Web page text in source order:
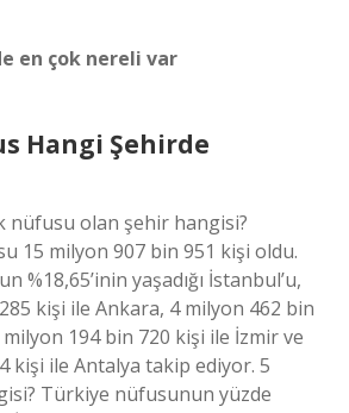
en çok nereli var
Hangi Şehirde
nüfusu olan şehir hangisi?
15 milyon 907 bin 951 kişi oldu.
%18,65’inin yaşadığı İstanbul’u,
kişi ile Ankara, 4 milyon 462 bin
194 bin 720 kişi ile İzmir ve
kişi ile Antalya takip ediyor. 5
Türkiye nüfusunun yüzde